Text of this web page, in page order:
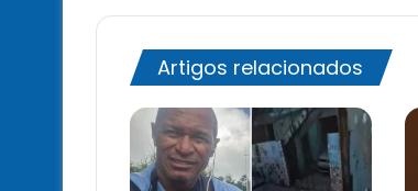
Artigos relacionados